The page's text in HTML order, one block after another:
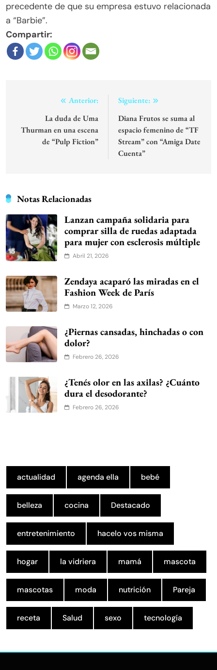
precedente de que su empresa estuvo relacionada
a “Barbie”.
Compartir:
Navegación
entradas
Anterior:
La duda de Uma
Thurman en una escena
de “Pulp Fiction”
Siguiente:
Diana Frutos se suma al
espacio femenino de “TF
Stream” con “Amiga Date
Cuenta”
Notas Relacionadas
Lanzan campaña solidaria para
comprar silla de ruedas adaptada
para mujer con esclerosis múltiple
Abril 21, 2026
Zendaya acaparó las miradas en el
Fashion Week de París
Marzo 12, 2026
¿Piernas cansadas, hinchadas o con
dolor?
Febrero 26, 2026
¿Tenés olor en las axilas? ¿Cuánto
dura el desodorante?
Febrero 26, 2026
actualidad agenda ella bebé
belleza cocina Destacado
entretenimiento hacelo vos misma
hogar la vidriera mamá mascota
mascotas moda nutrición Pareja
receta Salud sexo tecnología